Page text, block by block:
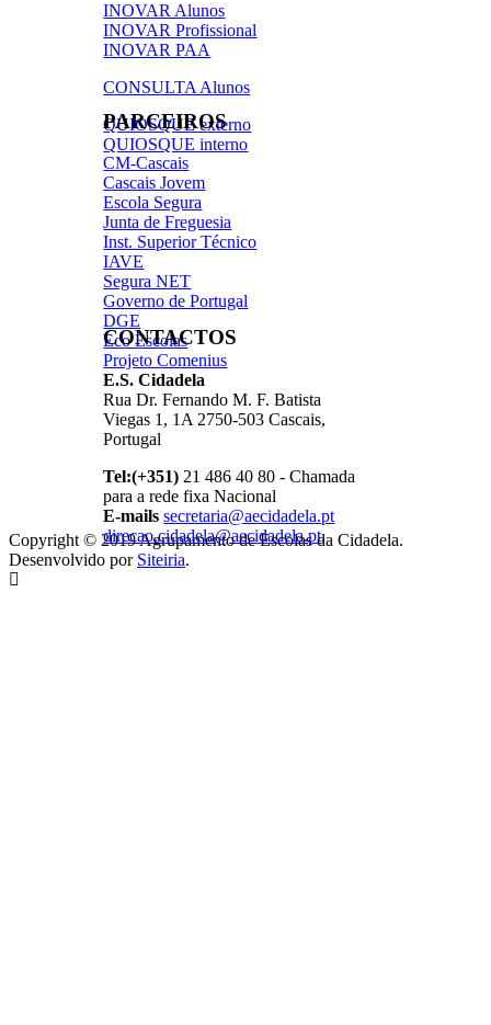
INOVAR Alunos
INOVAR Profissional
INOVAR PAA
CONSULTA Alunos
QUIOSQUE externo
QUIOSQUE interno
PARCEIROS
CM-Cascais
Cascais Jovem
Escola Segura
Junta de Freguesia
Inst. Superior Técnico
IAVE
Segura NET
Governo de Portugal
DGE
Eco Escolas
Projeto Comenius
CONTACTOS
E.S. Cidadela
Rua Dr. Fernando M. F. Batista
Viegas 1, 1A 2750-503 Cascais,
Portugal
Tel:(+351) 21 486 40 80 - Chamada
para a rede fixa Nacional
E-mailssecretaria@aecidadela.pt
direcao.cidadela@aecidadela.pt,
Copyright © 2019 Agrupamento de Escolas da Cidadela.
Desenvolvido por Siteiria.